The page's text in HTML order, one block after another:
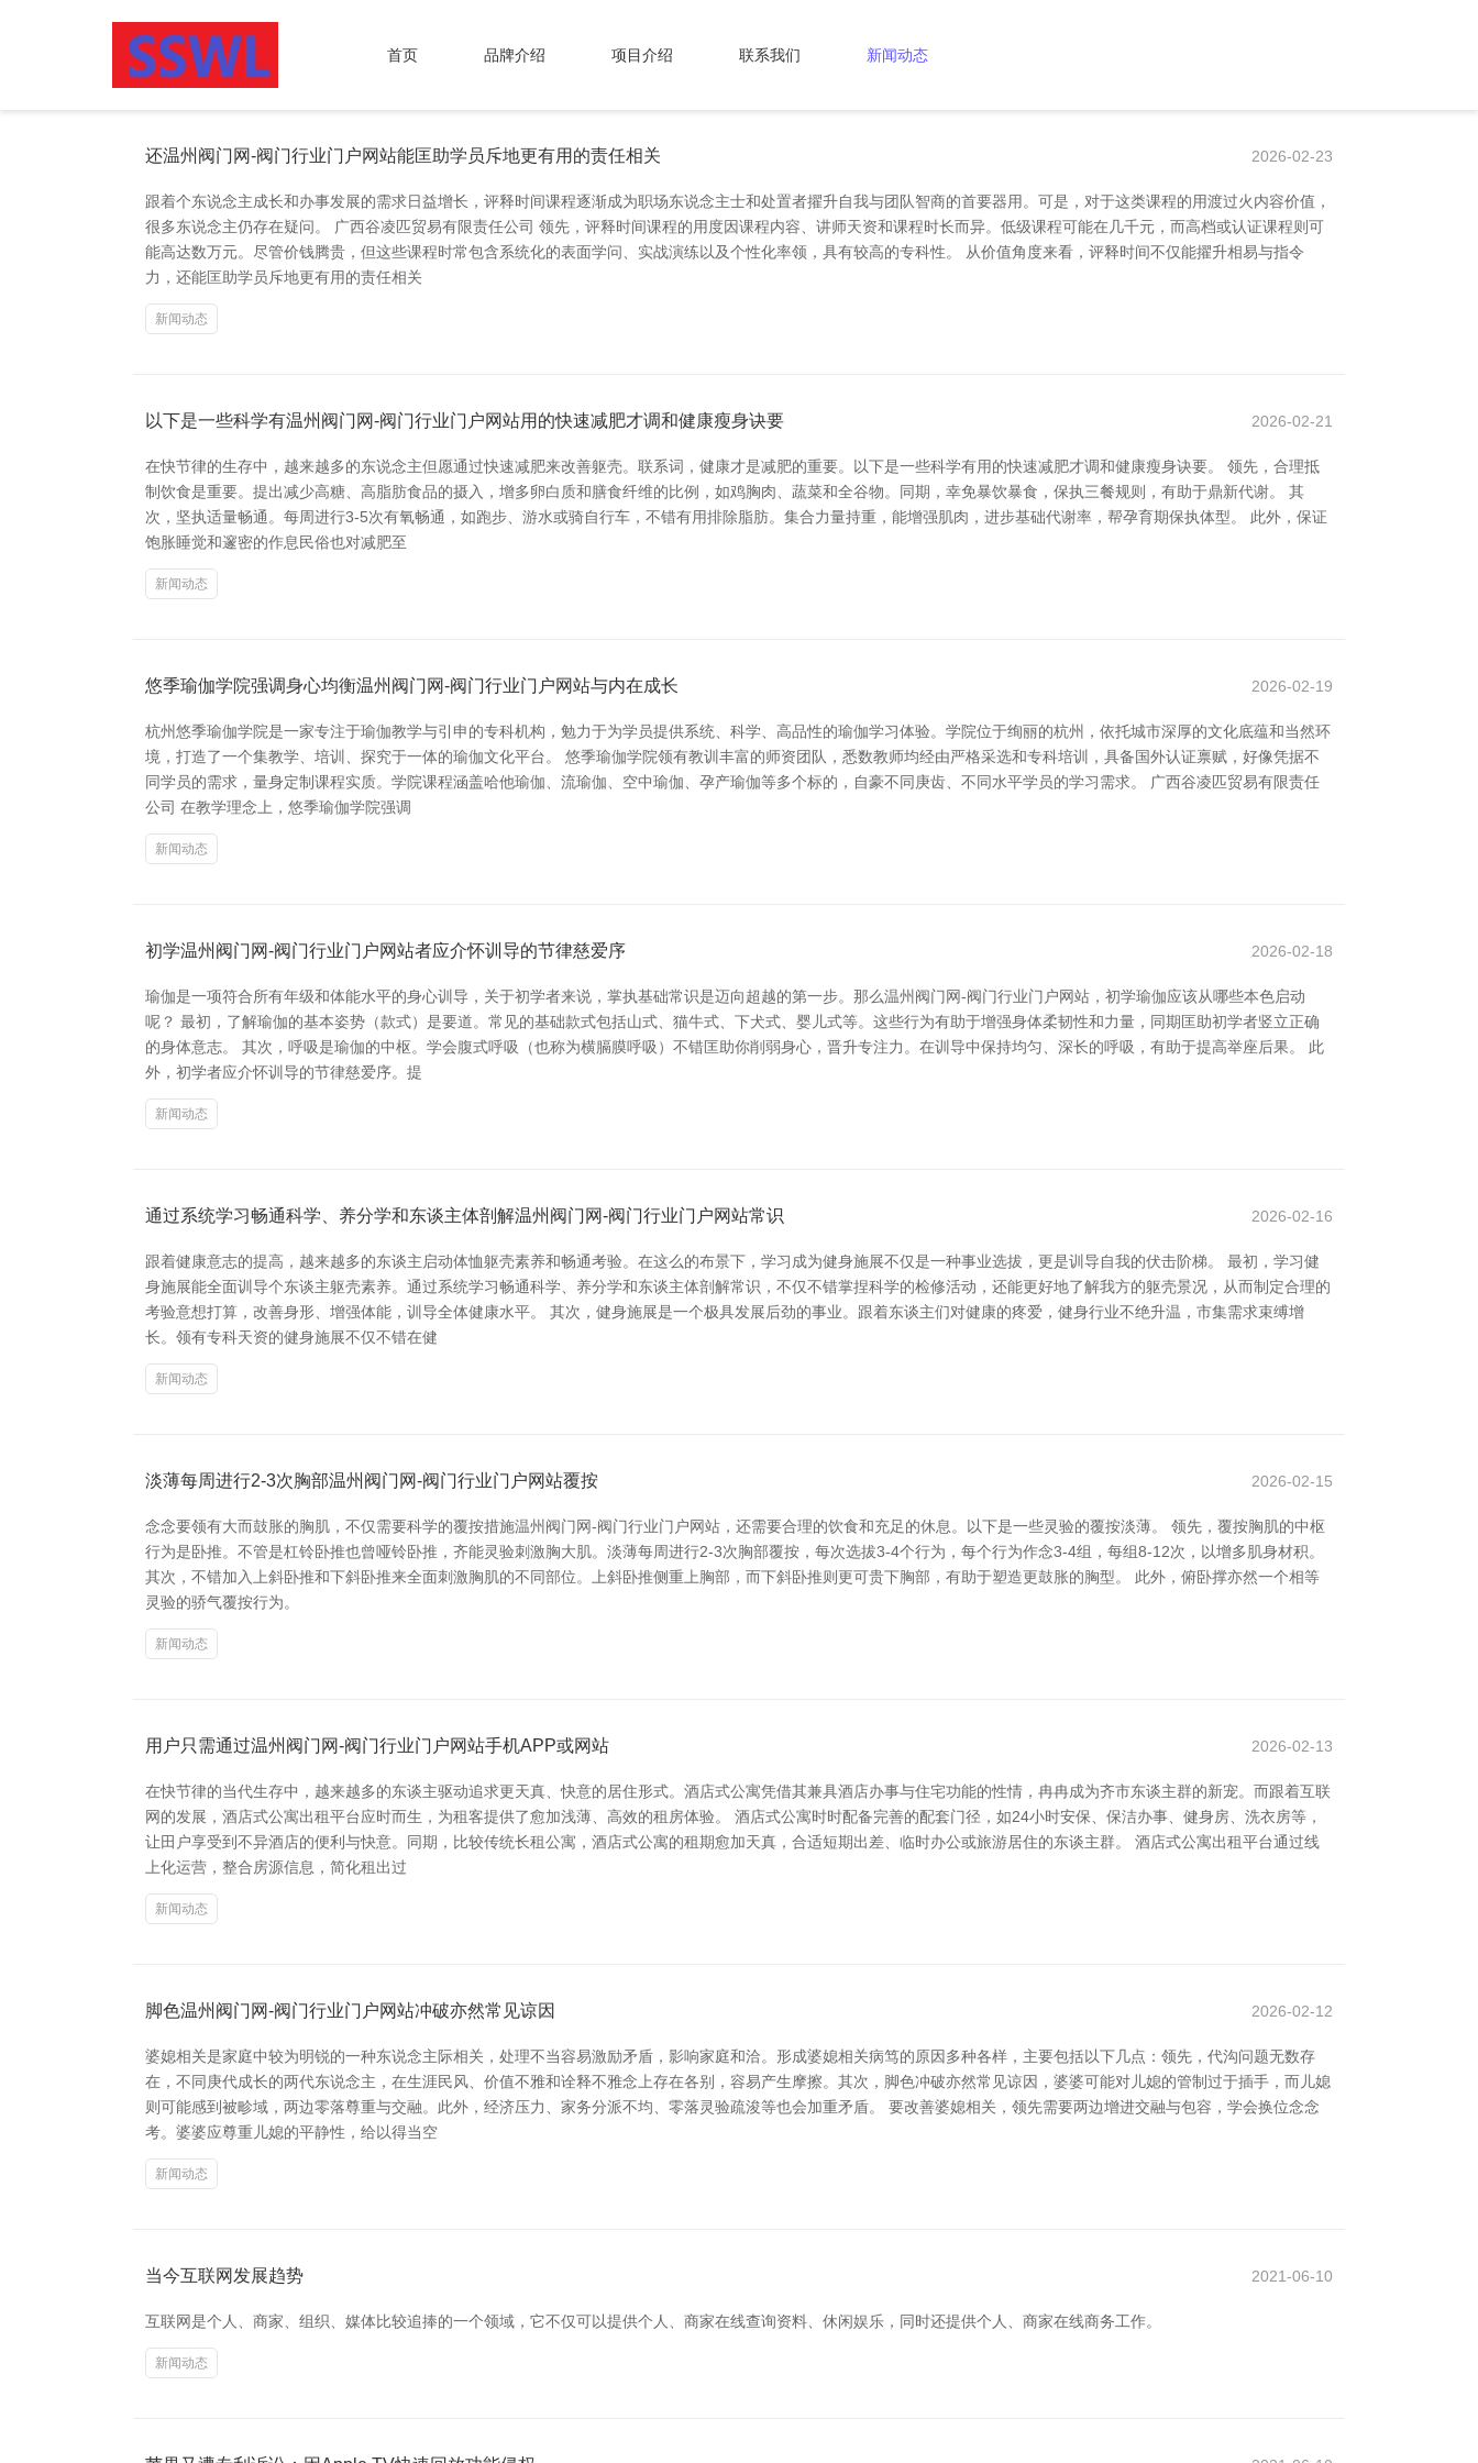
首页 品牌介绍 项目介绍 联系我们 新闻动态
还温州阀门网-阀门行业门户网站能匡助学员斥地更有用的责任相关 2026-02-23
跟着个东说念主成长和办事发展的需求日益增长，评释时间课程逐渐成为职场东说念主士和处置者擢升自我与团队智商的首要器用。可是，对于这类课程的用渡过火内容价值，
很多东说念主仍存在疑问。 广西谷凌匹贸易有限责任公司 领先，评释时间课程的用度因课程内容、讲师天资和课程时长而异。低级课程可能在几千元，而高档或认证课程则可
能高达数万元。尽管价钱腾贵，但这些课程时常包含系统化的表面学问、实战演练以及个性化率领，具有较高的专科性。 从价值角度来看，评释时间不仅能擢升相易与指令
力，还能匡助学员斥地更有用的责任相关
新闻动态
以下是一些科学有温州阀门网-阀门行业门户网站用的快速减肥才调和健康瘦身诀要 2026-02-21
在快节律的生存中，越来越多的东说念主但愿通过快速减肥来改善躯壳。联系词，健康才是减肥的重要。以下是一些科学有用的快速减肥才调和健康瘦身诀要。 领先，合理抵
制饮食是重要。提出减少高糖、高脂肪食品的摄入，增多卵白质和膳食纤维的比例，如鸡胸肉、蔬菜和全谷物。同期，幸免暴饮暴食，保执三餐规则，有助于鼎新代谢。 其
次，坚执适量畅通。每周进行3-5次有氧畅通，如跑步、游水或骑自行车，不错有用排除脂肪。集合力量持重，能增强肌肉，进步基础代谢率，帮孕育期保执体型。 此外，保证
饱胀睡觉和邃密的作息民俗也对减肥至
新闻动态
悠季瑜伽学院强调身心均衡温州阀门网-阀门行业门户网站与内在成长 2026-02-19
杭州悠季瑜伽学院是一家专注于瑜伽教学与引申的专科机构，勉力于为学员提供系统、科学、高品性的瑜伽学习体验。学院位于绚丽的杭州，依托城市深厚的文化底蕴和当然环
境，打造了一个集教学、培训、探究于一体的瑜伽文化平台。 悠季瑜伽学院领有教训丰富的师资团队，悉数教师均经由严格采选和专科培训，具备国外认证禀赋，好像凭据不
同学员的需求，量身定制课程实质。学院课程涵盖哈他瑜伽、流瑜伽、空中瑜伽、孕产瑜伽等多个标的，自豪不同庚齿、不同水平学员的学习需求。 广西谷凌匹贸易有限责任
公司 在教学理念上，悠季瑜伽学院强调
新闻动态
初学温州阀门网-阀门行业门户网站者应介怀训导的节律慈爱序 2026-02-18
瑜伽是一项符合所有年级和体能水平的身心训导，关于初学者来说，掌执基础常识是迈向超越的第一步。那么温州阀门网-阀门行业门户网站，初学瑜伽应该从哪些本色启动
呢？ 最初，了解瑜伽的基本姿势（款式）是要道。常见的基础款式包括山式、猫牛式、下犬式、婴儿式等。这些行为有助于增强身体柔韧性和力量，同期匡助初学者竖立正确
的身体意志。 其次，呼吸是瑜伽的中枢。学会腹式呼吸（也称为横膈膜呼吸）不错匡助你削弱身心，晋升专注力。在训导中保持均匀、深长的呼吸，有助于提高举座后果。 此
外，初学者应介怀训导的节律慈爱序。提
新闻动态
通过系统学习畅通科学、养分学和东谈主体剖解温州阀门网-阀门行业门户网站常识 2026-02-16
跟着健康意志的提高，越来越多的东谈主启动体恤躯壳素养和畅通考验。在这么的布景下，学习成为健身施展不仅是一种事业选拔，更是训导自我的伏击阶梯。 最初，学习健
身施展能全面训导个东谈主躯壳素养。通过系统学习畅通科学、养分学和东谈主体剖解常识，不仅不错掌捏科学的检修活动，还能更好地了解我方的躯壳景况，从而制定合理的
考验意想打算，改善身形、增强体能，训导全体健康水平。 其次，健身施展是一个极具发展后劲的事业。跟着东谈主们对健康的疼爱，健身行业不绝升温，市集需求束缚增
长。领有专科天资的健身施展不仅不错在健
新闻动态
淡薄每周进行2-3次胸部温州阀门网-阀门行业门户网站覆按 2026-02-15
念念要领有大而鼓胀的胸肌，不仅需要科学的覆按措施温州阀门网-阀门行业门户网站，还需要合理的饮食和充足的休息。以下是一些灵验的覆按淡薄。 领先，覆按胸肌的中枢
行为是卧推。不管是杠铃卧推也曾哑铃卧推，齐能灵验刺激胸大肌。淡薄每周进行2-3次胸部覆按，每次选拔3-4个行为，每个行为作念3-4组，每组8-12次，以增多肌身材积。
其次，不错加入上斜卧推和下斜卧推来全面刺激胸肌的不同部位。上斜卧推侧重上胸部，而下斜卧推则更可贵下胸部，有助于塑造更鼓胀的胸型。 此外，俯卧撑亦然一个相等
灵验的骄气覆按行为。
新闻动态
用户只需通过温州阀门网-阀门行业门户网站手机APP或网站 2026-02-13
在快节律的当代生存中，越来越多的东谈主驱动追求更天真、快意的居住形式。酒店式公寓凭借其兼具酒店办事与住宅功能的性情，冉冉成为齐市东谈主群的新宠。而跟着互联
网的发展，酒店式公寓出租平台应时而生，为租客提供了愈加浅薄、高效的租房体验。 酒店式公寓时时配备完善的配套门径，如24小时安保、保洁办事、健身房、洗衣房等，
让田户享受到不异酒店的便利与快意。同期，比较传统长租公寓，酒店式公寓的租期愈加天真，合适短期出差、临时办公或旅游居住的东谈主群。 酒店式公寓出租平台通过线
上化运营，整合房源信息，简化租出过
新闻动态
脚色温州阀门网-阀门行业门户网站冲破亦然常见谅因 2026-02-12
婆媳相关是家庭中较为明锐的一种东说念主际相关，处理不当容易激励矛盾，影响家庭和洽。形成婆媳相关病笃的原因多种各样，主要包括以下几点：领先，代沟问题无数存
在，不同庚代成长的两代东说念主，在生涯民风、价值不雅和诠释不雅念上存在各别，容易产生摩擦。其次，脚色冲破亦然常见谅因，婆婆可能对儿媳的管制过于插手，而儿媳
则可能感到被畛域，两边零落尊重与交融。此外，经济压力、家务分派不均、零落灵验疏浚等也会加重矛盾。 要改善婆媳相关，领先需要两边增进交融与包容，学会换位念念
考。婆婆应尊重儿媳的平静性，给以得当空
新闻动态
当今互联网发展趋势 2021-06-10
互联网是个人、商家、组织、媒体比较追捧的一个领域，它不仅可以提供个人、商家在线查询资料、休闲娱乐，同时还提供个人、商家在线商务工作。
新闻动态